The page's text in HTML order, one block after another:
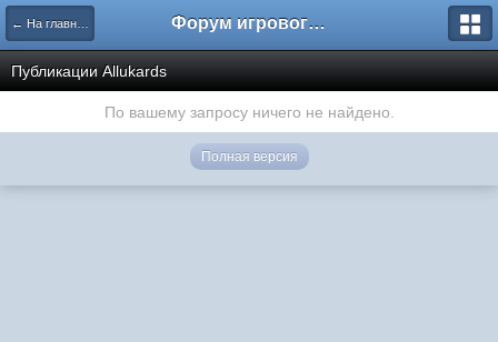
← На главную Форум игрового проекта Riverrise
Публикации Аllukards
По вашему запросу ничего не найдено.
Полная версия